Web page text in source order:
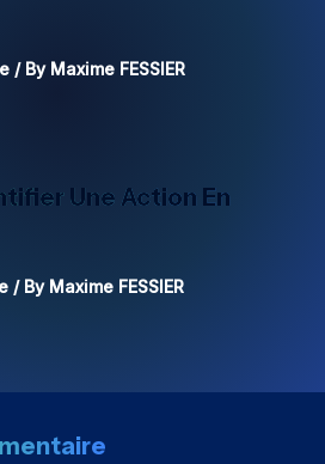
/ By Maxime FESSIER
Une Action En
/ By Maxime FESSIER